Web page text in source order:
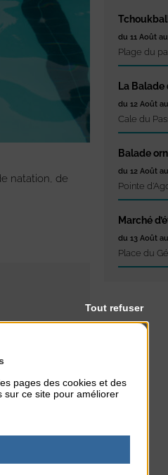
natation, de
du 11 Août
Plage du
La Balade
du 12 Août
Cale du
Balade
du 12 Août
Pointe
Marché
du 13 Août
Place du
pages des cookies et des
sur ce site pour améliorer
Tout refuser